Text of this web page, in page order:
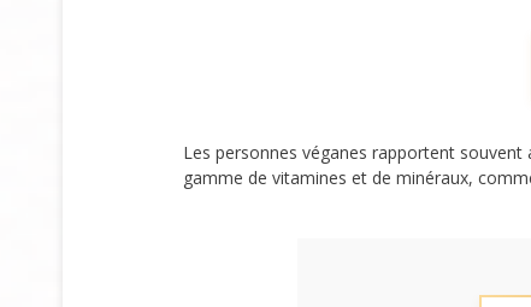
Les personnes véganes rapportent souvent
gamme de vitamines et de minéraux,